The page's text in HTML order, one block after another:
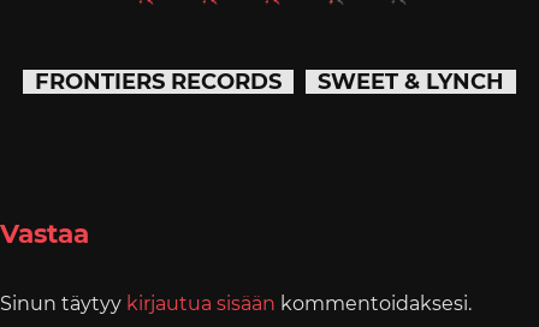
FRONTIERS RECORDS SWEET & LYNCH
Vastaa
Sinun täytyy kirjautua sisään kommentoidaksesi.